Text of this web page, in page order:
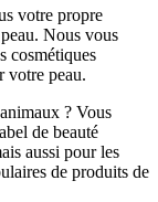
votre propre
Nous vous
cosmétiques
votre peau.
? Vous
de beauté
aussi pour les
de produits de